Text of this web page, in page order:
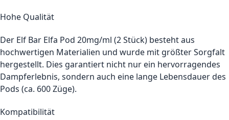
Hohe Qualität
Der Elf Bar Elfa Pod 20mg/ml (2 Stück) besteht aus
hochwertigen Materialien und wurde mit größter Sorgfalt
hergestellt. Dies garantiert nicht nur ein hervorragendes
Dampferlebnis, sondern auch eine lange Lebensdauer des
Pods (ca. 600 Züge).
Kompatibilität